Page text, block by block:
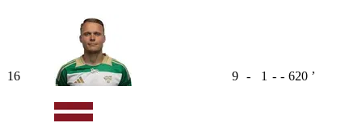
16 9 - 1 - - 620 ʼ